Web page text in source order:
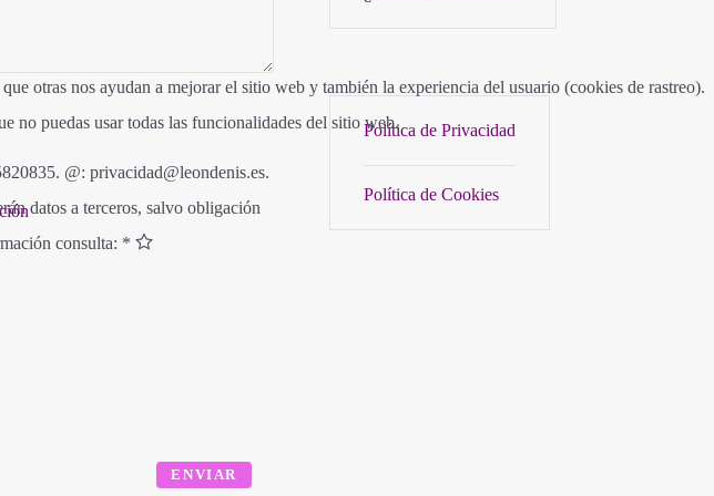
@: privacidad@leondenis.es.
datos a terceros, salvo obligación
consulta: *
ENVIAR
Política de Privacidad
Política de Cookies
otras nos ayudan a mejorar el sitio web y también la experiencia del usuario (cookies de rastreo).
no puedas usar todas las funcionalidades del sitio web.